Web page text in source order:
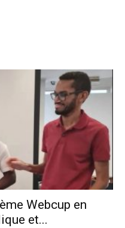
Webcup en
et...